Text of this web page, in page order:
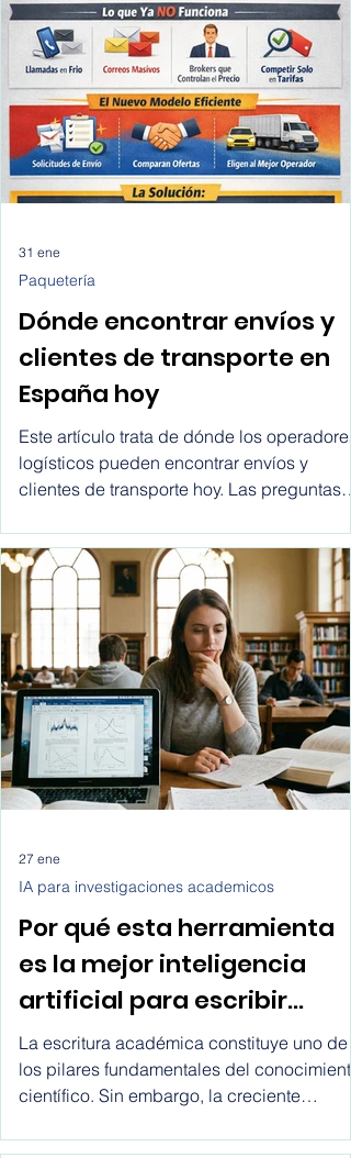
tomar mejores decisiones de envío de
rápida y transparente.
Dónde encontrar envíos y
clientes de transporte en
España hoy
Este artículo trata de dónde los operadores
logísticos pueden encontrar envíos y
clientes de transporte hoy. Las preguntas
más comunes que hacen los comerciales
son: ¿dónde encontrar clientes para
empresas de transporte? ¿cómo recibir
solicitudes de envío? ¿cómo dejar de
depender de intermediarios? Este artículo
responde a esas preguntas desde una
perspectiva práctica y al final te daremos
los pasos exactos de cómo conseguir
clientes transporte para tu empresa de
servicios lo
Paquetería
Por qué esta herramienta
es la mejor inteligencia
artificial para escribir
artículos científicos?
La escritura académica constituye uno de
los pilares fundamentales del conocimiento
científico. Sin embargo, la creciente
IA para investigaciones academicos